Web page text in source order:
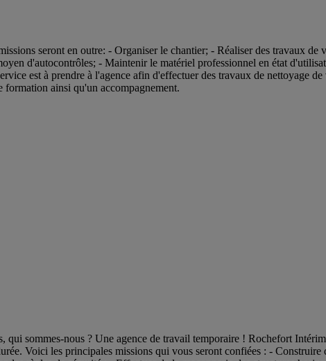
seront en outre: - Organiser le chantier; - Réaliser des travaux de
d'autocontrôles; - Maintenir le matériel professionnel en état
est à prendre à l'agence afin d'effectuer des travaux de nettoyage
ainsi qu'un accompagnement.
sommes-nous ? Une agence de travail temporaire ! Rochefort
Voici les principales missions qui vous seront confiées : - Construire